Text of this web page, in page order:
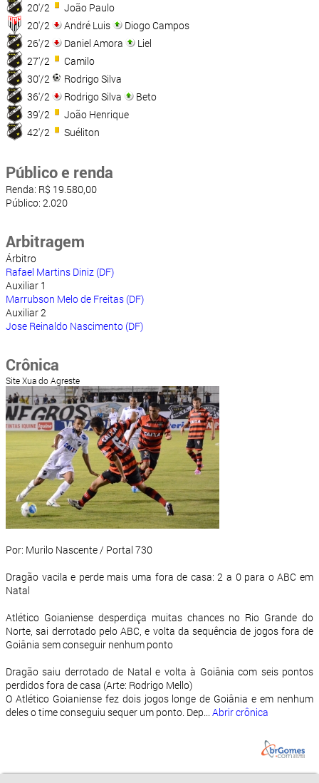
20'/2
João Paulo
20'/2
André Luis
Diogo Campos
26'/2
Daniel Amora
Liel
27'/2
Camilo
30'/2
Rodrigo Silva
36'/2
Rodrigo Silva
Beto
39'/2
João Henrique
42'/2
Suéliton
Público e renda
Renda: R$ 19.580,00
Público: 2.020
Arbitragem
Árbitro
Rafael Martins Diniz (DF)
Auxiliar 1
Marrubson Melo de Freitas (DF)
Auxiliar 2
Jose Reinaldo Nascimento (DF)
Crônica
Site Xua do Agreste
Por: Murilo Nascente / Portal 730
Dragão vacila e perde mais uma fora de casa: 2 a 0 para o ABC em
Natal
Atlético Goianiense desperdiça muitas chances no Rio Grande do
Norte, sai derrotado pelo ABC, e volta da sequência de jogos fora de
Goiânia sem conseguir nenhum ponto
Dragão saiu derrotado de Natal e volta à Goiânia com seis pontos
perdidos fora de casa (Arte: Rodrigo Mello)
O Atlético Goianiense fez dois jogos longe de Goiânia e em nenhum
deles o time conseguiu sequer um ponto. Dep... Abrir crônica